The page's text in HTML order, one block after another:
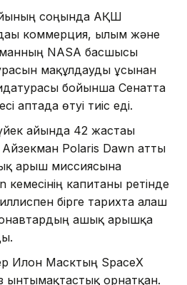
соңында АҚШ
коммерция, ғылым және
NASA басшысы
мақұлдауды ұсынған
бойынша Сенатта
аптада өтуі тиіс еді.
айында 42 жастағы
Polaris Dawn атты
ғарыш миссиясына
капитаны ретінде
бірге тарихта алғаш
ашық ғарышқа
Илон Масктың SpaceX
ынтымақтастық орнатқан.